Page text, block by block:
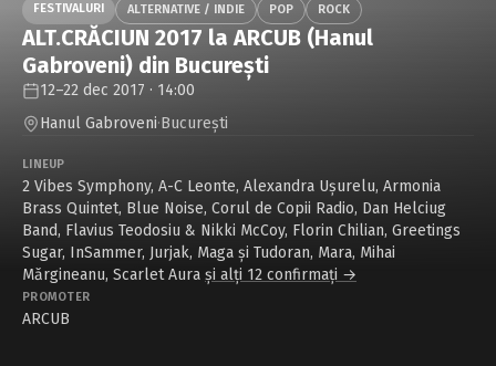
FESTIVALURI
ALTERNATIVE / INDIE POP ROCK
ALT.CRĂCIUN 2017 la ARCUB (Hanul
Gabroveni) din Bucureşti
12–22 dec 2017 · 14:00
Hanul Gabroveni·Bucureşti
LINEUP
2 Vibes Symphony, A-C Leonte, Alexandra Uşurelu, Armonia
Brass Quintet, Blue Noise, Corul de Copii Radio, Dan Helciug
Band, Flavius Teodosiu & Nikki McCoy, Florin Chilian, Greetings
Sugar, InSammer, Jurjak, Maga şi Tudoran, Mara, Mihai
Mărgineanu, Scarlet Aura și alți 12 confirmați →
PROMOTER
ARCUB